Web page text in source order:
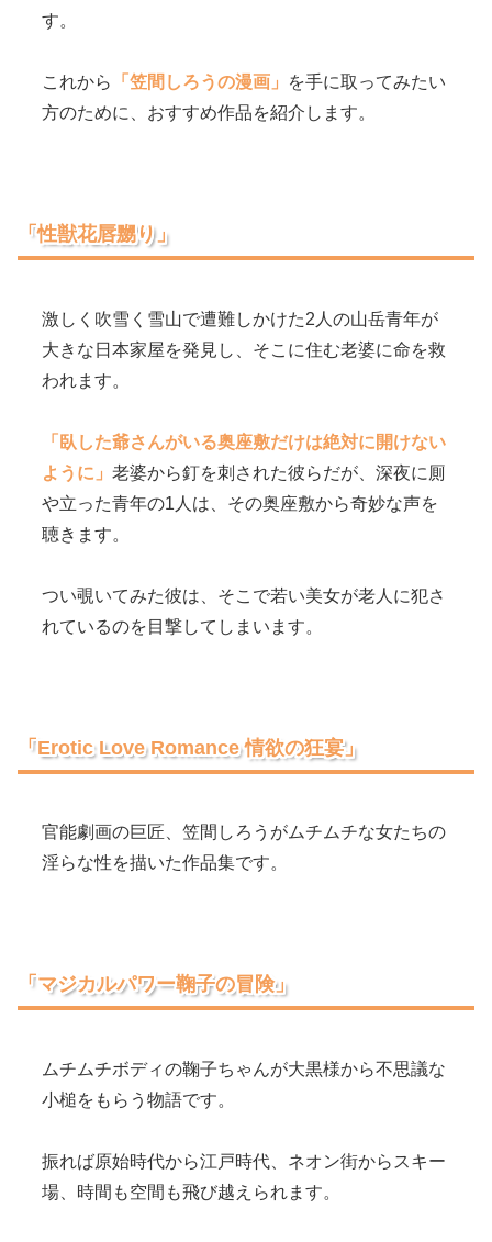
す。
これから 「笠間しろうの漫画」 を手に取ってみたい
方のために、おすすめ作品を紹介します。
「性獣花唇嬲り」
激しく吹雪く雪山で遭難しかけた2人の山岳青年が
大きな日本家屋を発見し、そこに住む老婆に命を救
われます。
「臥した爺さんがいる奥座敷だけは絶対に開けない
ように」老婆から釘を刺された彼らだが、深夜に厠
や立った青年の1人は、その奥座敷から奇妙な声を
聴きます。
つい覗いてみた彼は、そこで若い美女が老人に犯さ
れているのを目撃してしまいます。
「Erotic Love Romance 情欲の狂宴」
官能劇画の巨匠、笠間しろうがムチムチな女たちの
淫らな性を描いた作品集です。
「マジカルパワー鞠子の冒険」
ムチムチボディの鞠子ちゃんが大黒様から不思議な
小槌をもらう物語です。
振れば原始時代から江戸時代、ネオン街からスキー
場、時間も空間も飛び越えられます。